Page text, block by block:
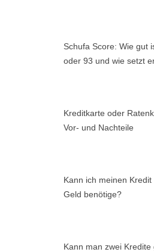
Schufa Score: Wie gut
oder 93 und wie setzt
Kreditkarte oder
Vor- und Nachteile
Kann ich meinen
Geld benötige?
Kann man zwei